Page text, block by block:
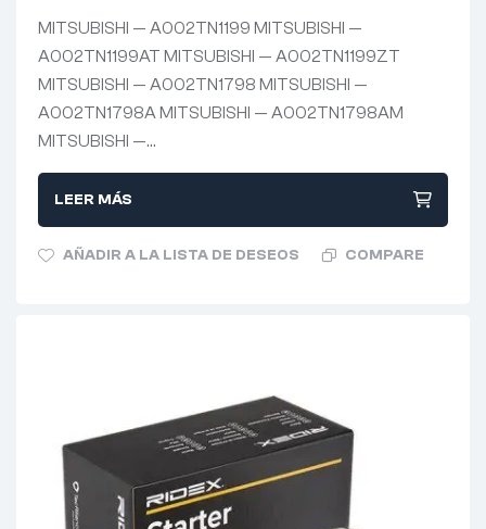
MITSUBISHI — A002TN1199 MITSUBISHI —
A002TN1199AT MITSUBISHI — A002TN1199ZT
MITSUBISHI — A002TN1798 MITSUBISHI —
A002TN1798A MITSUBISHI — A002TN1798AM
MITSUBISHI —…
LEER MÁS
AÑADIR A LA LISTA DE DESEOS COMPARE